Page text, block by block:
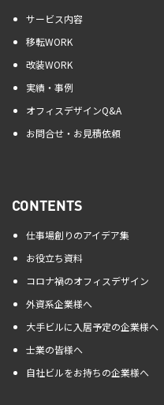
サービス内容
移転WORK
改装WORK
実績・事例
オフィスデザインQ&A
お問合せ・お見積依頼
CONTENTS
仕事場創りのアイデア集
お役立ち資料
コロナ禍のオフィスデザイン
外資系企業様へ
大手ビルに入居予定の企業様へ
士業の皆様へ
自社ビルをお持ちの企業様へ